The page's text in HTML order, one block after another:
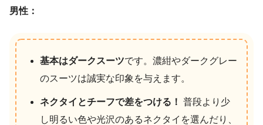
男性：
基本はダークスーツです。濃紺やダークグレー
のスーツは誠実な印象を与えます。
ネクタイとチーフで差をつける！ 普段より少
し明るい色や光沢のあるネクタイを選んだり、